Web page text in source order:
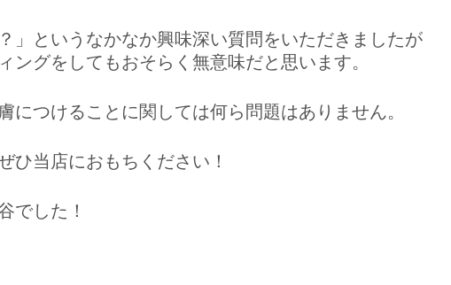
」というなかなか興味深い質問をいただきましたが
グをしてもおそらく無意味だと思います。
つけることに関しては何ら問題はありません。
ひ当店におもちください！
でした！